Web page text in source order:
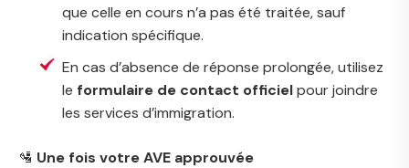
que celle en cours n’a pas été traitée, sauf
indication spécifique.
En cas d’absence de réponse prolongée, utilisez
le formulaire de contact officielpour joindre
les services d’immigration.
🛂 Une fois votre AVE approuvée